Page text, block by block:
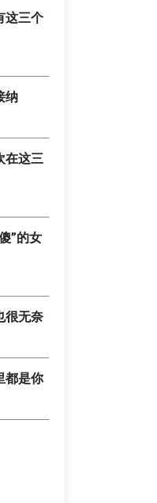
这三个
纳
在这三
”的女
很无奈
都是你